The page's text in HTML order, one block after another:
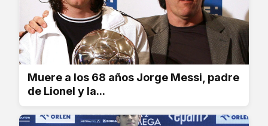
Muere a los 68 años Jorge Messi, padre
de Lionel y la...